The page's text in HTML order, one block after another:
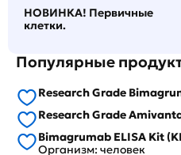
НОВИНКА! Первичные
клетки.
Популярные
Research Grade
Research Grade
Bimagrumab ELISA Kit
Организм: человек